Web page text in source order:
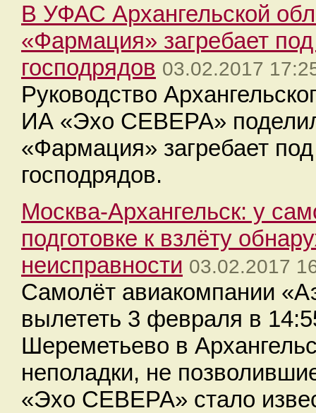
В УФАС Архангельской
«Фармация» загребает
господрядов 03.02.2017
Руководство
ИА «Эхо СЕВЕРА»
«Фармация» загребает
господрядов.
Москва-Архангельск: у
подготовке к взлёту
неисправности 03.02.2017
Самолёт авиакомпании
вылететь 3 февраля в
Шереметьево в
неполадки, не
«Эхо СЕВЕРА» стало